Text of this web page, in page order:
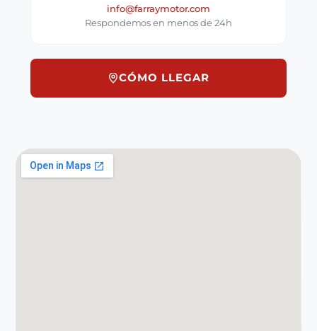
info@farraymotor.com
Respondemos en menos de 24h
CÓMO LLEGAR